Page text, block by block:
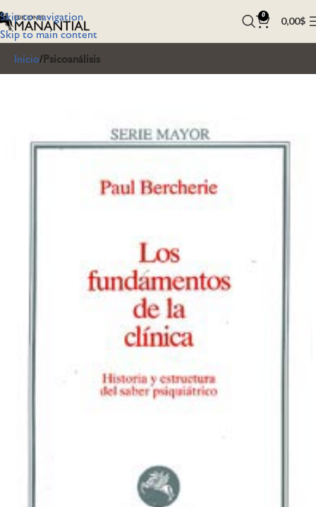
Skip to navigation
Skip to main content
0 0,00$
Inicio Psicoanálisis